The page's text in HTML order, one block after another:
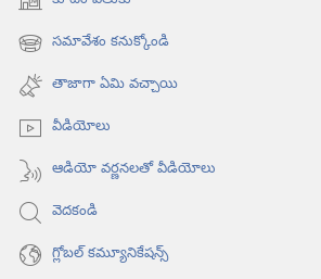
(కొత్త
విండో
ఓపెన్‌
అవుతుంది)
సమావేశం కనుక్కోండి
(కొత్త
విండో
ఓపెన్‌
అవుతుంది)
తాజాగా ఏమి వచ్చాయి
వీడియోలు
ఆడియో వర్ణనలతో వీడియోలు
వెదకండి
గ్లోబల్‌ కమ్యూనికేషన్స్‌